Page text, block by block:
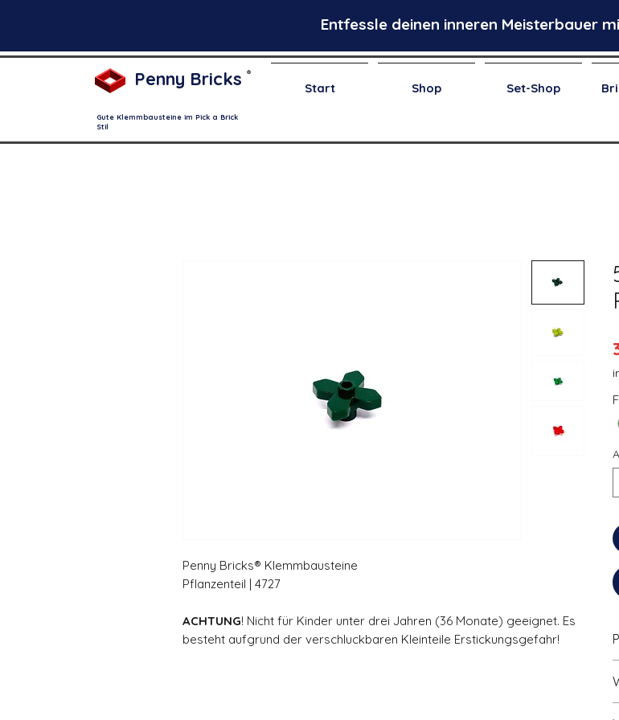
Entfessle deinen inneren Meisterbauer
Penny Bricks ®
Start Shop Set-Shop
Gute Klemmbausteine im Pick a Brick
Stil
Penny Bricks® Klemmbausteine
Pflanzenteil | 4727
ACHTUNG! Nicht für Kinder unter drei Jahren (36 Monate) geeignet. Es
besteht aufgrund der verschluckbaren Kleinteile Erstickungsgefahr!